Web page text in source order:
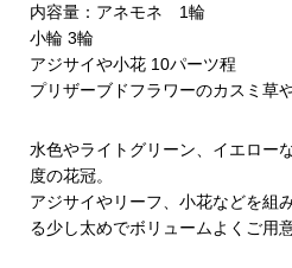
内容量：アネモネ 1輪
小輪 3輪
アジサイや小花 10パーツ程
プリザーブドフラワーのカスミ草
水色やライトグリーン、イエロー
度の花冠。
アジサイやリーフ、小花などを組
る少し太めでボリュームよくご用